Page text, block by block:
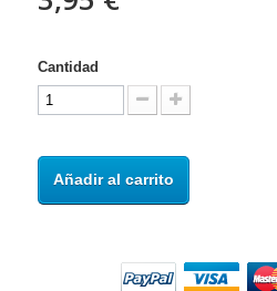
Cantidad
Añadir al carrito